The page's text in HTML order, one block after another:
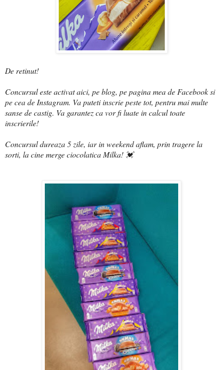
De retinut!
Concursul este activat aici, pe blog, pe pagina mea de Facebook si
pe cea de Instagram. Va puteti inscrie peste tot, pentru mai multe
sanse de castig. Va garantez ca vor fi luate in calcul toate
inscrierile!
Concursul dureaza 5 zile, iar in weekend aflam, prin tragere la
sorti, la cine merge ciocolatica Milka! 💓